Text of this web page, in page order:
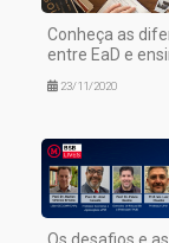
Conheça as
entre EaD e
23/11/2020